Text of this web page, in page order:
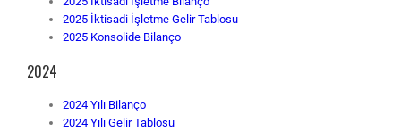
2025 İktisadi İşletme Gelir Tablosu
2025 Konsolide Bilanço
2024
2024 Yılı Bilanço
2024 Yılı Gelir Tablosu